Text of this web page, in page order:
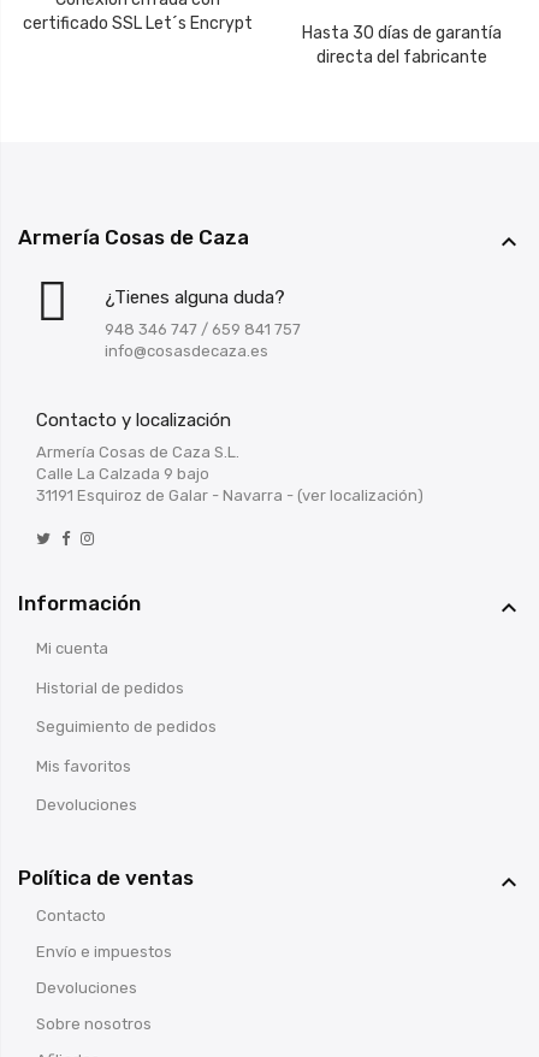
certificado SSL Let´s Encrypt
Hasta 30 días de garantía
directa del fabricante
Armería Cosas de Caza 
¿Tienes alguna duda?
948 346 747 / 659 841 757
info@cosasdecaza.es
Contacto y localización
Armería Cosas de Caza S.L.
Calle La Calzada 9 bajo
31191 Esquiroz de Galar - Navarra - (ver localización)
Información 
Mi cuenta
Historial de pedidos
Seguimiento de pedidos
Mis favoritos
Devoluciones
Política de ventas 
Contacto
Envío e impuestos
Devoluciones
Sobre nosotros